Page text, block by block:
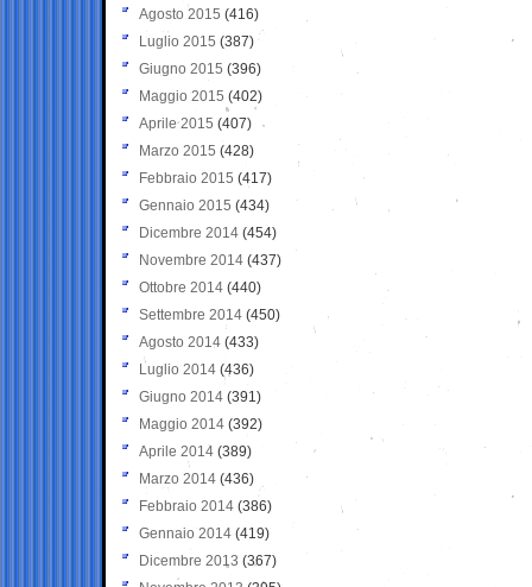
Agosto 2015 (416)
Luglio 2015 (387)
Giugno 2015 (396)
Maggio 2015 (402)
Aprile 2015 (407)
Marzo 2015 (428)
Febbraio 2015 (417)
Gennaio 2015 (434)
Dicembre 2014 (454)
Novembre 2014 (437)
Ottobre 2014 (440)
Settembre 2014 (450)
Agosto 2014 (433)
Luglio 2014 (436)
Giugno 2014 (391)
Maggio 2014 (392)
Aprile 2014 (389)
Marzo 2014 (436)
Febbraio 2014 (386)
Gennaio 2014 (419)
Dicembre 2013 (367)